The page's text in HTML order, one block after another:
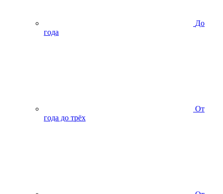
До
года
От
года до трёх